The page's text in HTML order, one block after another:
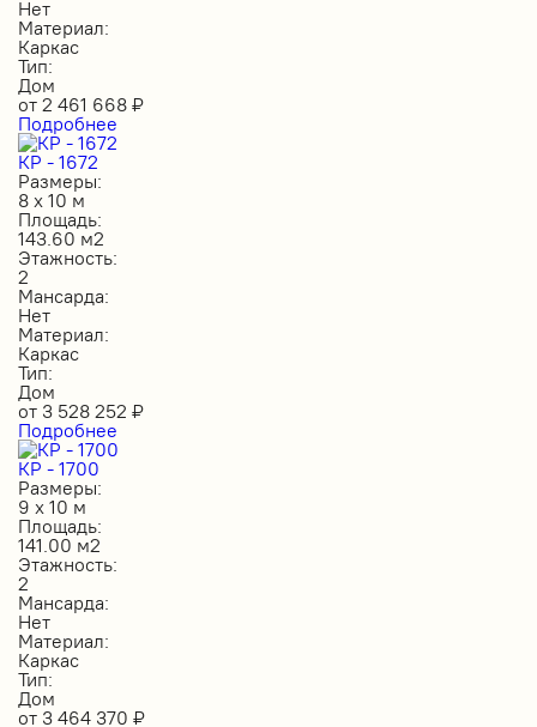
Нет
Материал:
Каркас
Тип:
Дом
от 2 461 668 ₽
Подробнее
КР - 1672
Размеры:
8 х 10 м
Площадь:
143.60 м2
Этажность:
2
Мансарда:
Нет
Материал:
Каркас
Тип:
Дом
от 3 528 252 ₽
Подробнее
КР - 1700
Размеры:
9 х 10 м
Площадь:
141.00 м2
Этажность:
2
Мансарда:
Нет
Материал:
Каркас
Тип:
Дом
от 3 464 370 ₽